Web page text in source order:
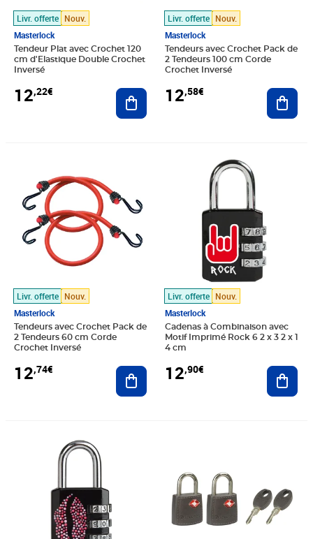
Livr. offerte Nouv.
Masterlock
Tendeur Plat avec Crochet 120
cm d'Elastique Double Crochet
Inversé
12,22€ Ajouter au panier
Livr. offerte Nouv.
Masterlock
Tendeurs avec Crochet Pack de
2 Tendeurs 100 cm Corde
Crochet Inversé
12,58€
Livr. offerte Nouv.
Masterlock
Tendeurs avec Crochet Pack de
2 Tendeurs 60 cm Corde
Crochet Inversé
12,74€ Ajouter au panier
Livr. offerte Nouv.
Masterlock
Cadenas à Combinaison avec
Motif Imprimé Rock 6 2 x 3 2 x 1
4 cm
12,90€